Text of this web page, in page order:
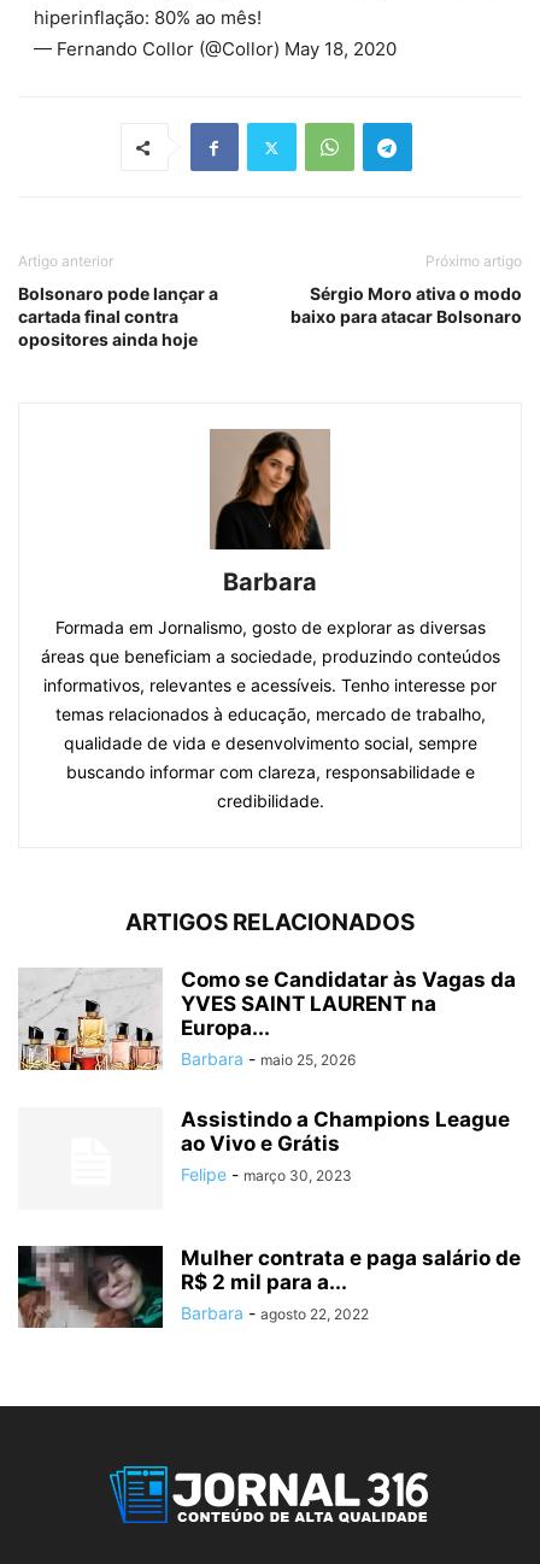
hiperinflação: 80% ao mês!
— Fernando Collor (@Collor) May 18, 2020
Artigo anterior
Bolsonaro pode lançar a
cartada final contra
opositores ainda hoje
Próximo artigo
Sérgio Moro ativa o modo
baixo para atacar Bolsonaro
Barbara
Formada em Jornalismo, gosto de explorar as diversas
áreas que beneficiam a sociedade, produzindo conteúdos
informativos, relevantes e acessíveis. Tenho interesse por
temas relacionados à educação, mercado de trabalho,
qualidade de vida e desenvolvimento social, sempre
buscando informar com clareza, responsabilidade e
credibilidade.
ARTIGOS RELACIONADOS
Como se Candidatar às Vagas da
YVES SAINT LAURENT na
Europa...
Barbara - maio 25, 2026
Assistindo a Champions League
ao Vivo e Grátis
Felipe - março 30, 2023
Mulher contrata e paga salário de
R$ 2 mil para a...
Barbara - agosto 22, 2022